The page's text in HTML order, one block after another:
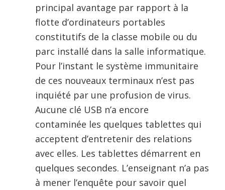
principal avantage par rapport à la
flotte d’ordinateurs portables
constitutifs de la classe mobile ou du
parc installé dans la salle informatique.
Pour l’instant le système immunitaire
de ces nouveaux terminaux n’est pas
inquiété par une profusion de virus.
Aucune clé USB n’a encore
contaminée les quelques tablettes qui
acceptent d’entretenir des relations
avec elles. Les tablettes démarrent en
quelques secondes. L’enseignant n’a pas
à mener l’enquête pour savoir quel